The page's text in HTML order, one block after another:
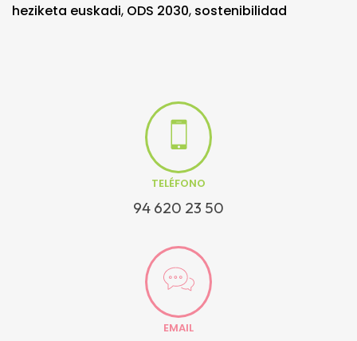
heziketa euskadi, ODS 2030, sostenibilidad
TELÉFONO
94 620 23 50
EMAIL